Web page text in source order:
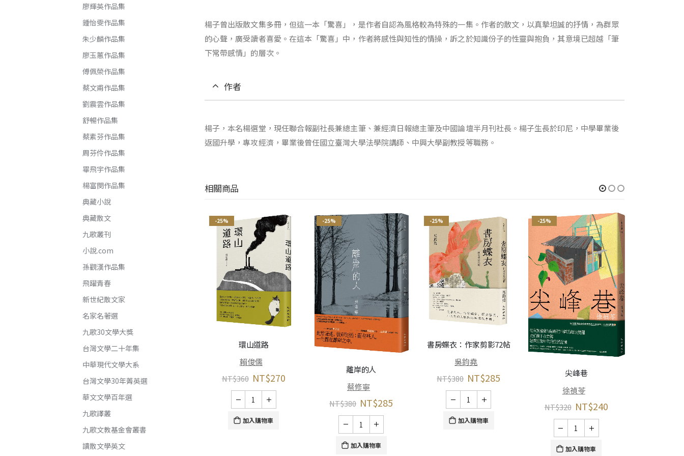
楊子曾出版散文集多冊，但這一本「驚喜」，是作者自認為風格較為特殊的一集。作者的散文，以真摯坦誠的抒情，為群眾
的心聲，廣受讀者喜愛。在這本「驚喜」中，作者將感性與知性的情操，訴之於知識份子的性靈與抱負，其意境已超越「筆
下常帶感情」的層次。
作者
楊子，本名楊選堂，現任聯合報副社長兼總主筆、兼經濟日報總主筆及中國論壇半月刊社長。楊子生長於印尼，中學畢業後
返國升學，專攻經濟，畢業後曾任國立臺灣大學法學院講師、中興大學副教授等職務。
相關商品
-25%
桂春．米雅
-25%
環山道路
賴俊儒
NT$360 NT$270
加入購物車
-25%
離岸的人
蔡修寧
NT$380 NT$285
加入購物車
-25%
書房蝶衣：作家剪影72帖
吳鈞堯
NT$380 NT$285
加入購物車
-25%
尖峰巷
徐禎苓
NT$320 NT$240
加入購物車
廖輝英作品集
鍾怡雯作品集
朱少麟作品集
廖玉蕙作品集
傅佩榮作品集
蔡文甫作品集
劉震雲作品集
舒暢作品集
蔡素芬作品集
周芬伶作品集
畢飛宇作品集
楊富閔作品集
典藏小說
典藏散文
九歌叢刊
小說.com
孫觀漢作品集
飛躍青春
新世紀散文家
名家名著選
九歌30文學大獎
台灣文學二十年集
中華現代文學大系
台灣文學30年菁英選
華文文學百年選
九歌譯叢
九歌文教基金會叢書
讀散文學英文